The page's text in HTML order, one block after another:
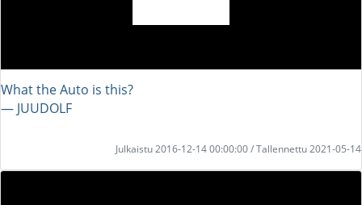
What the Auto is this?
― JUUDOLF
Julkaistu 2016-12-14 00:00:00 / Tallennettu 2021-05-14